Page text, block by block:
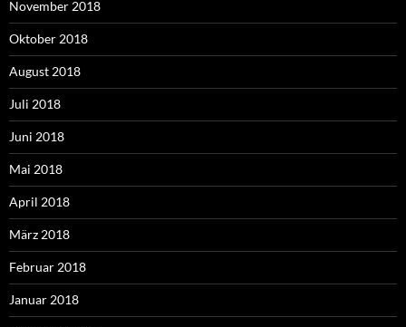
November 2018
Oktober 2018
August 2018
Juli 2018
Juni 2018
Mai 2018
April 2018
März 2018
Februar 2018
Januar 2018